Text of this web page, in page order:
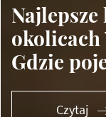
okolicach
Gdzie
Czytaj